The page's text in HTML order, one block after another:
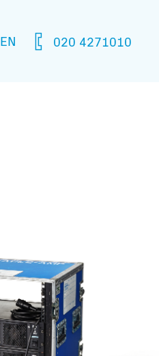
020 4271010
EN
Totaal gewicht:
0.0kg